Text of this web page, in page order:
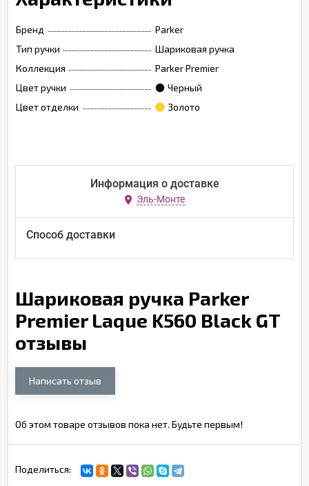
Бренд
Parker
Тип ручки
Шариковая ручка
Коллекция
Parker Premier
Цвет ручки
Черный
Цвет отделки
Золото
Информация о доставке
Эль-Монте
Способ доставки
Шариковая ручка Parker
Premier Laque K560 Black GT
отзывы
Написать отзыв
Об этом товаре отзывов пока нет. Будьте первым!
Поделиться: